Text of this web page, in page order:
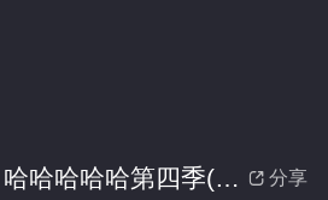
 分享
哈哈哈哈哈第四季(全集)